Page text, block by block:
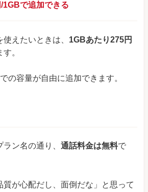
1GBで追加できる
えたいときは、 1GBあたり275円
。
の容量が自由に追加できます。
ラン名の通り、 通話料金は無料で
質が心配だし、面倒だな」と思って